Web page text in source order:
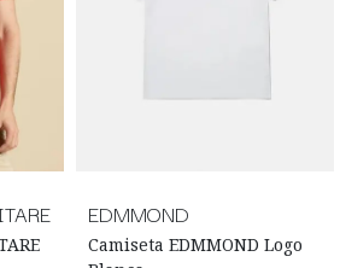
EDMMOND
Camiseta EDMMOND Logo